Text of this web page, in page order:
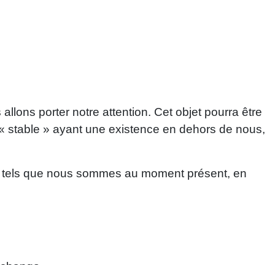
porter notre attention. Cet objet pourra être
stable » ayant une existence en dehors de nous,
que nous sommes au moment présent, en